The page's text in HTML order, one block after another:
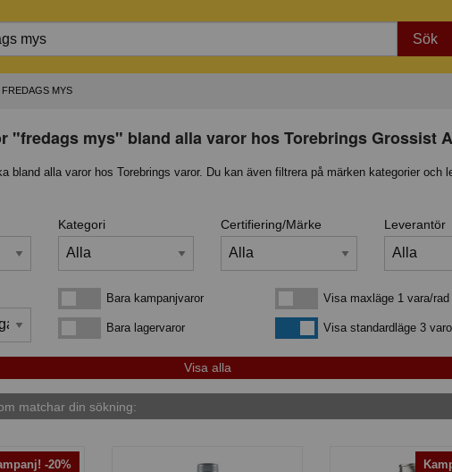
Sök
FREDAGS MYS
"fredags mys" bland alla varor hos Torebrings Grossist
bland alla varor hos Torebrings varor. Du kan även filtrera på märken kategorier och
Kategori Certifiering/Märke Leverantör
Bara kampanjvarorBara kampanjvaror
Bara lagervarorBara lagervaror
Visa maxläge 1 vara/rad
Visa maxläge 1 vara/rad
Visa standardlägeVisa standardläge 3
matchar din sökning:
-20%